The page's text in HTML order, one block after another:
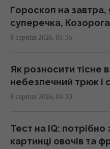
Сонячна
давні маршрути
02:18 субота, 08 серпня 2026
Саудівська Аравія,
Reuters
01:44 субота, 08 серпня 2026
Гороскоп на
суперечка,
8 серпня 2026, 05:36
Як розносити тісне
небезпечний трюк і
8 серпня 2026, 04:30
Тест на IQ: потрібно
картинці овочів та